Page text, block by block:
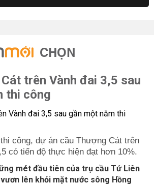
CHỌN
trên Vành đai 3,5 sau
thi công
công, dự án cầu Thượng Cát trên
có tiến độ thực hiện đạt hơn 10%.
mét đầu tiên của trụ cầu Tứ Liên
lên khỏi mặt nước sông Hồng